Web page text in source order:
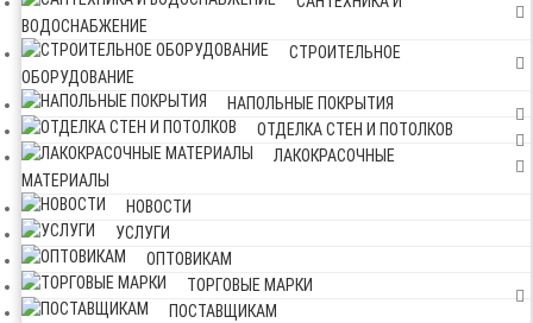
ВОДОСНАБЖЕНИЕ
СТРОИТЕЛЬНОЕ
ОБОРУДОВАНИЕ
НАПОЛЬНЫЕ ПОКРЫТИЯ
ОТДЕЛКА СТЕН И ПОТОЛКОВ
ЛАКОКРАСОЧНЫЕ
МАТЕРИАЛЫ
НОВОСТИ
УСЛУГИ
ОПТОВИКАМ
ТОРГОВЫЕ МАРКИ
ПОСТАВЩИКАМ